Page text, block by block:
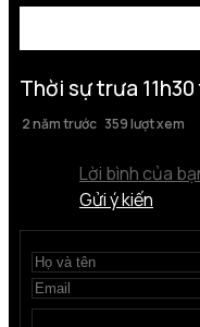
Thời sự trưa
2 năm trước 359 lượt xem
Lời bình của
Gửi ý kiến